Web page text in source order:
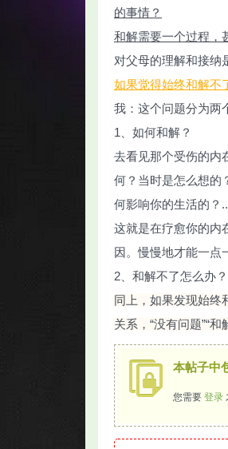
的事情？
和解需要一个过程，
对父母的理解和接纳
如果觉得始终和解不
我：这个问题分为两
1、如何和解？
去看见那个受伤的内
何？当时是怎么想的
何影响你的生活的？
这就是在疗愈你的内
因。慢慢地才能一点
2、和解不了怎么办？
同上，如果发现始终
关系，“没有问题”“
本帖子中
您需要 登录